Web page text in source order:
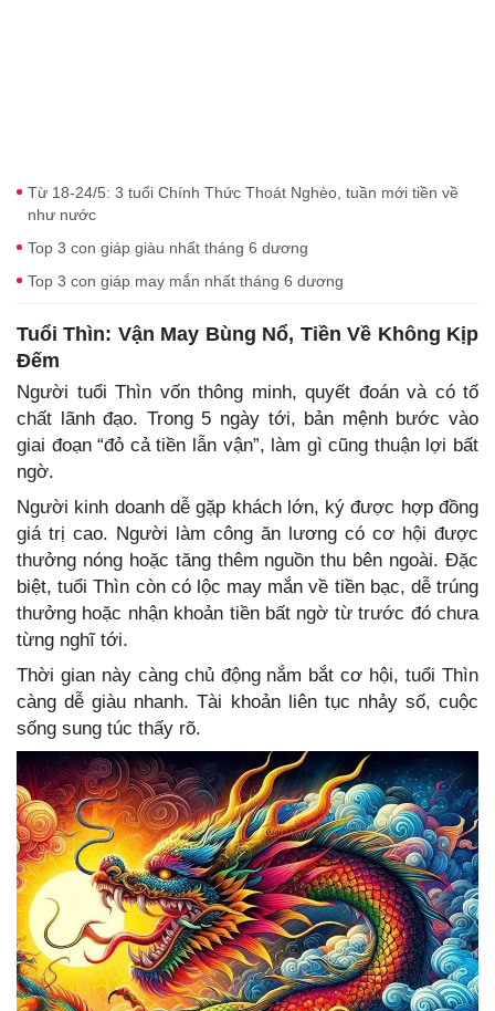
Từ 18-24/5: 3 tuổi Chính Thức Thoát Nghèo, tuần mới tiền về
như nước
Top 3 con giáp giàu nhất tháng 6 dương
Top 3 con giáp may mắn nhất tháng 6 dương
Tuổi Thìn: Vận May Bùng Nổ, Tiền Về Không Kịp
Đếm
Người tuổi Thìn vốn thông minh, quyết đoán và có tố
chất lãnh đạo. Trong 5 ngày tới, bản mệnh bước vào
giai đoạn “đỏ cả tiền lẫn vận”, làm gì cũng thuận lợi bất
ngờ.
Người kinh doanh dễ gặp khách lớn, ký được hợp đồng
giá trị cao. Người làm công ăn lương có cơ hội được
thưởng nóng hoặc tăng thêm nguồn thu bên ngoài. Đặc
biệt, tuổi Thìn còn có lộc may mắn về tiền bạc, dễ trúng
thưởng hoặc nhận khoản tiền bất ngờ từ trước đó chưa
từng nghĩ tới.
Thời gian này càng chủ động nắm bắt cơ hội, tuổi Thìn
càng dễ giàu nhanh. Tài khoản liên tục nhảy số, cuộc
sống sung túc thấy rõ.